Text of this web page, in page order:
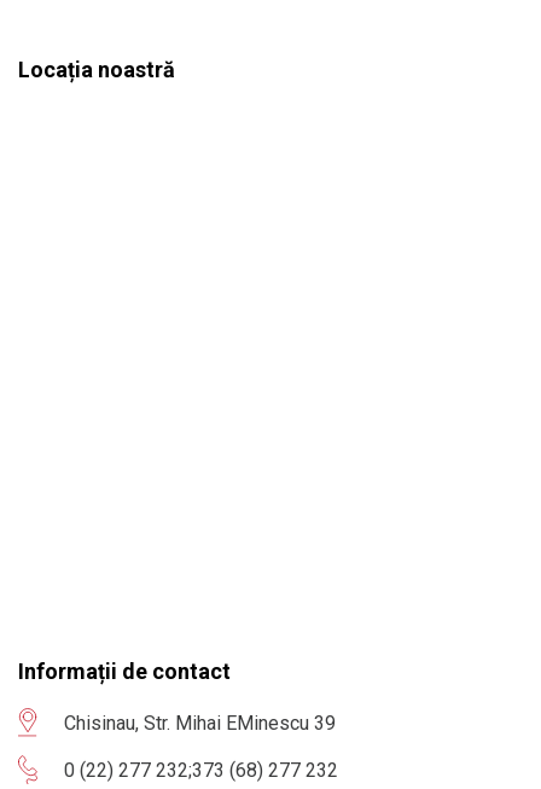
Locația noastră
Informații de contact
Chisinau, Str. Mihai EMinescu 39
0 (22) 277 232;373 (68) 277 232